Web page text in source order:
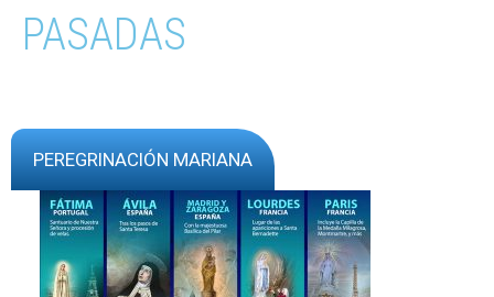
PASADAS
PEREGRINACIÓN MARIANA